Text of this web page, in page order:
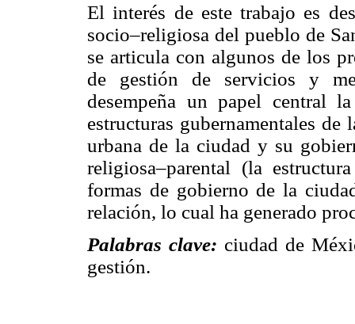
El interés de este trabajo es
socio–religiosa del pueblo de
se articula con algunos de los
de gestión de servicios y
desempeña un papel central
estructuras gubernamentales
urbana de la ciudad y su
religiosa–parental (la
formas de gobierno de la
relación, lo cual ha generado
Palabras clave: ciudad de
gestión.